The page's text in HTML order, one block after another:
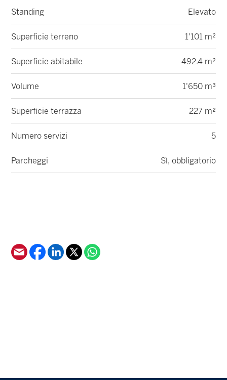
Standing Elevato
Superficie terreno 1'101 m²
Superficie abitabile 492.4 m²
Volume 1'650 m³
Superficie terrazza 227 m²
Numero servizi 5
Parcheggi Sì, obbligatorio